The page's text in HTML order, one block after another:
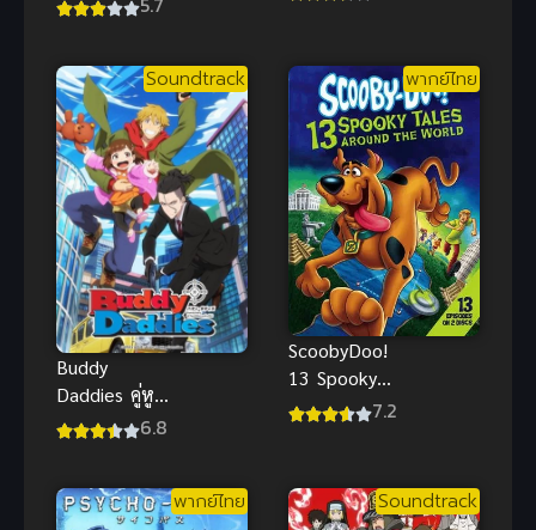
ความฝันอันยิ่ง
ใหญ่ พากย์
ไทย
ไม่มีสอน
Soundtrack
Buddy
Daddies คู่หู
คุณพ่อยอดนัก
6.8
พากย์ไทย
ScoobyDoo!
13 Spooky
Tales Around
พากย์ไทย
7.2
พากย์ไทย Soundtrack